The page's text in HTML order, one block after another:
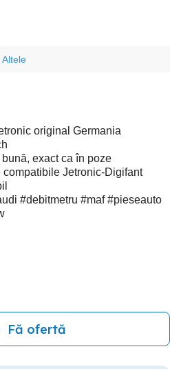
Altele
original Germania
exact ca în poze
compatibile Jetronic-Digifant
#debitmetru #maf #pieseauto
Fă ofertă